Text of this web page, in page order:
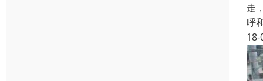
走
呼
18-